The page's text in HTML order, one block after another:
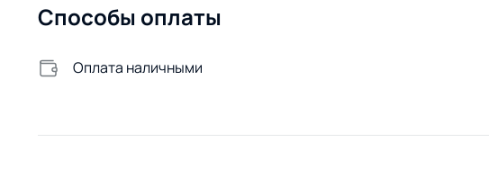
Способы оплаты
Оплата наличными